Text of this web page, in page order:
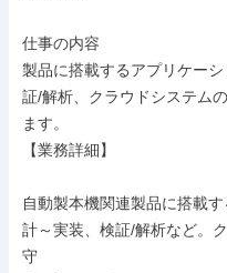
仕事の内容
製品に搭載するアプリケー
証/解析、クラウドシステム
ます。
【業務詳細】
自動製本機関連製品に搭載
計～実装、検証/解析など。
守